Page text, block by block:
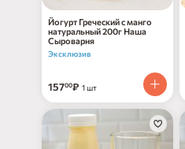
Йогурт Греческий с манго
натуральный 200г Наша
Сыроварня
Эксклюзив
15700₽ 1 шт